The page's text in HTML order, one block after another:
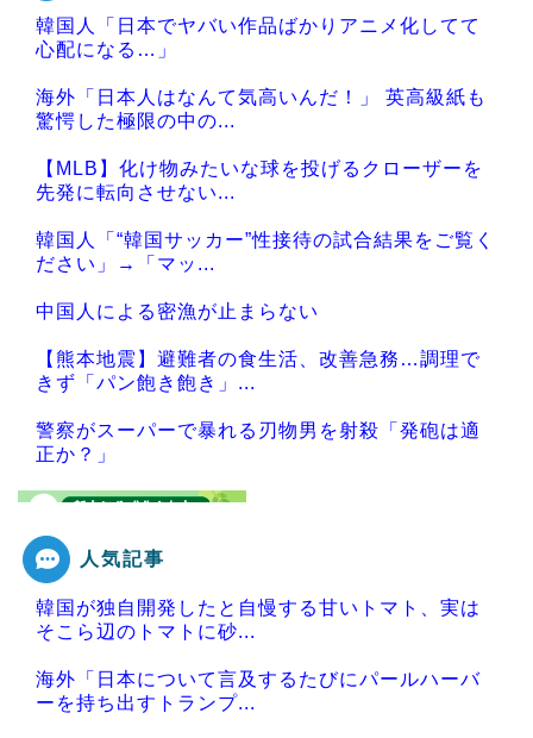
韓国人「日本でヤバい作品ばかりアニメ化してて
心配になる…」
海外「日本人はなんて気高いんだ！」 英高級紙も
驚愕した極限の中の...
【MLB】化け物みたいな球を投げるクローザーを
先発に転向させない...
韓国人「“韓国サッカー”性接待の試合結果をご覧く
ださい」→「マッ...
中国人による密漁が止まらない
【熊本地震】避難者の食生活、改善急務…調理で
きず「パン飽き飽き」...
警察がスーパーで暴れる刃物男を射殺「発砲は適
正か？」
Powered by livedoor 相互RSS
人気記事
韓国が独自開発したと自慢する甘いトマト、実は
そこら辺のトマトに砂...
海外「日本について言及するたびにパールハーバ
ーを持ち出すトランプ...